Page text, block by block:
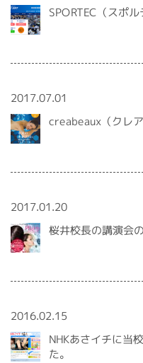
SPORTEC（スポ
2017.07.01
creabeaux（クレ
2017.01.20
桜井校長の講演会
2016.02.15
NHKあさイチに当
た。